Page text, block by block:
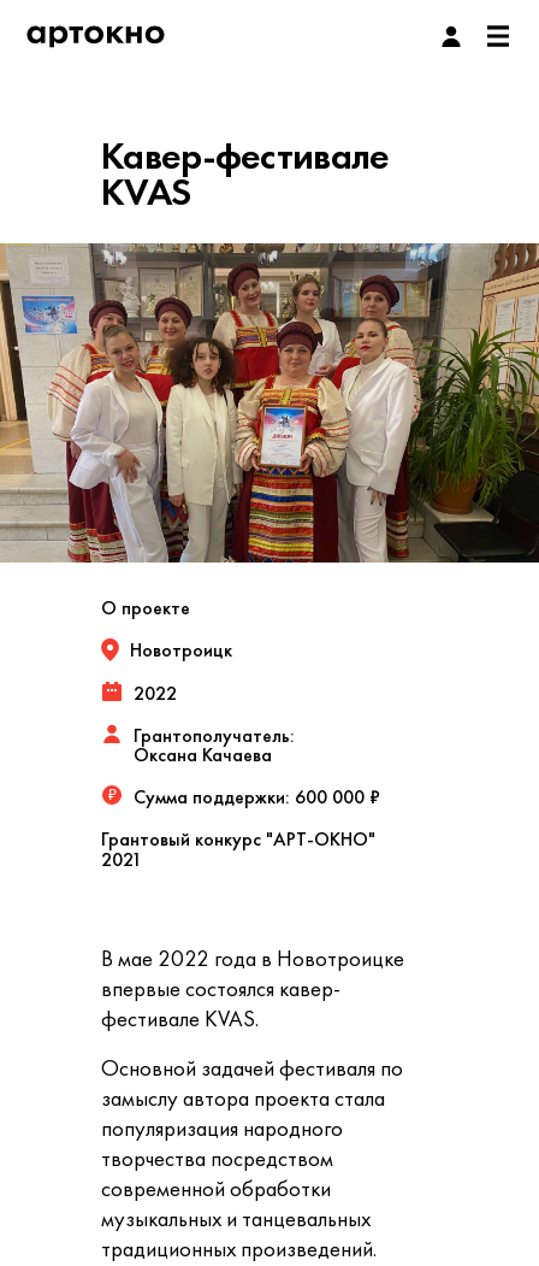
Кавер-фестивале
KVAS
Грантовый конкурс "АРТ-ОКНО"
2021
О проекте
Новотроицк
2022
Грантополучатель:
Оксана Качаева
₽ Сумма поддержки: 600 000 ₽
В мае 2022 года в Новотроицке
впервые состоялся кавер-
фестивале KVAS.
Основной задачей фестиваля по
замыслу автора проекта стала
популяризация народного
творчества посредством
современной обработки
музыкальных и танцевальных
традиционных произведений.